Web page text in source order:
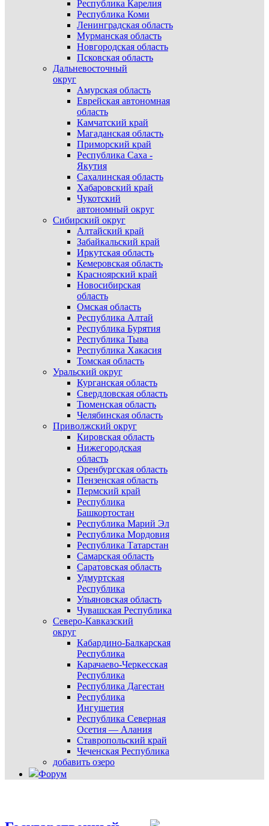
Республика Карелия
Республика Коми
Ленинградская область
Мурманская область
Новгородская область
Псковская область
Дальневосточный
округ
Амурская область
Еврейская автономная
область
Камчатский край
Магаданская область
Приморский край
Республика Саха -
Якутия
Сахалинская область
Хабаровский край
Чукотский
автономный округ
Сибирский округ
Алтайский край
Забайкальский край
Иркутская область
Кемеровская область
Красноярский край
Новосибирская
область
Омская область
Республика Алтай
Республика Бурятия
Республика Тыва
Республика Хакасия
Томская область
Уральский округ
Курганская область
Свердловская область
Тюменская область
Челябинская область
Приволжский округ
Кировская область
Нижегородская
область
Оренбургская область
Пензенская область
Пермский край
Республика
Башкортостан
Республика Марий Эл
Республика Мордовия
Республика Татарстан
Самарская область
Саратовская область
Удмуртская
Республика
Ульяновская область
Чувашская Республика
Северо-Кавказский
округ
Кабардино-Балкарская
Республика
Карачаево-Черкесская
Республика
Республика Дагестан
Республика
Ингушетия
Республика Северная
Осетия — Алания
Ставропольский край
Чеченская Республика
добавить озеро
Форум